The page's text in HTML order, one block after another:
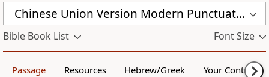
Chinese Union Version Modern Punctuation (Simplified) (CUVMPS)
Bible Book List Font Size
Passage Resources Hebrew/Greek Your Content